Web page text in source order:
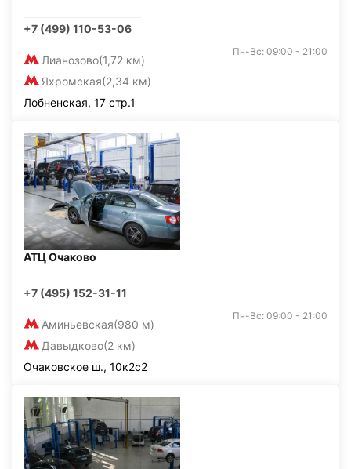
+7 (499) 110-53-06
Лианозово(1,72 км)
Яхромская(2,34 км)
Пн-Вс: 09:00 - 21:00
Лобненская, 17 стр.1
АТЦ Очаково
+7 (495) 152-31-11
Аминьевская(980 м)
Давыдково(2 км)
Пн-Вс: 09:00 - 21:00
Очаковское ш., 10к2с2